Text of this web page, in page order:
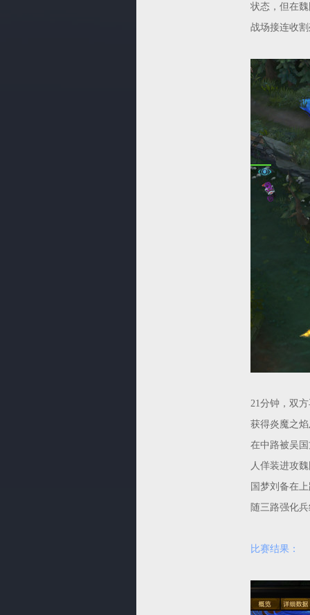
状态，但在
战场接连收
21分钟，双
获得炎魔之
在中路被吴
人佯装进攻
国梦刘备在
随三路强化
比赛结果：